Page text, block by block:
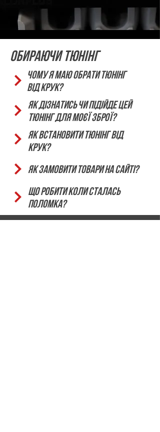
Обираючи тюнінг
Чому я маю обрати тюнінг
від КРУК?
Як дізнатись чи підійде цей
тюнінг для моєї зброї?
Як встановити тюнінг від
КРУК?
Як замовити товари на сайті?
Що робити коли сталась
поломка?